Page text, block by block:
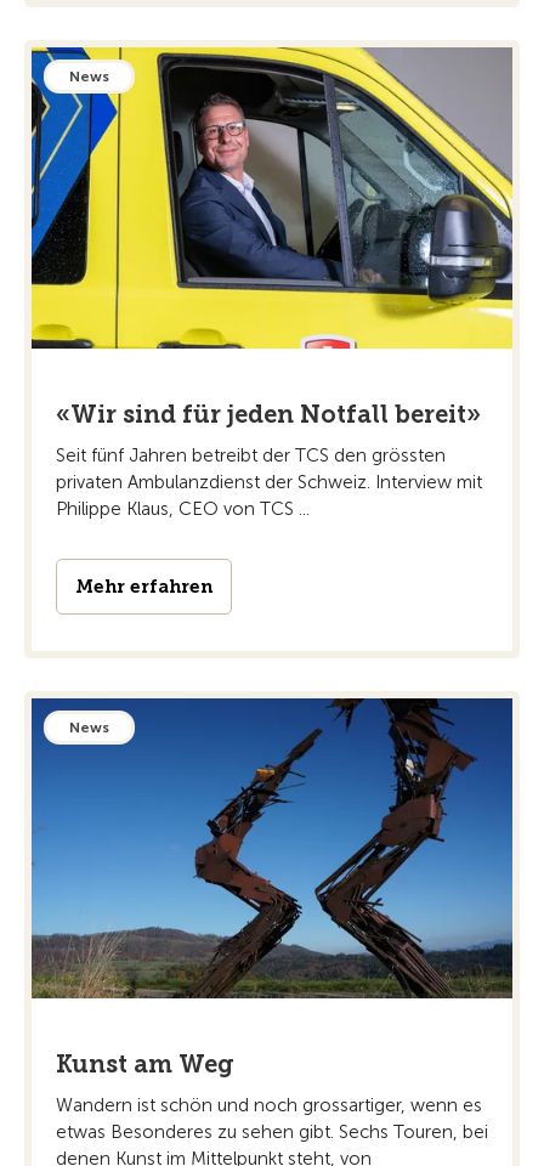
News
«Wir sind für jeden Notfall bereit»
Seit fünf Jahren betreibt der TCS den grössten
privaten Ambulanzdienst der Schweiz. Interview mit
Philippe Klaus, CEO von TCS ...
Mehr erfahren
News
Kunst am Weg
Wandern ist schön und noch grossartiger, wenn es
etwas Besonderes zu sehen gibt. Sechs Touren, bei
denen Kunst im Mittelpunkt steht, von